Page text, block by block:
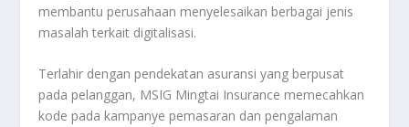
membantu perusahaan menyelesaikan berbagai jenis
masalah terkait digitalisasi.
Terlahir dengan pendekatan asuransi yang berpusat
pada pelanggan, MSIG Mingtai Insurance memecahkan
kode pada kampanye pemasaran dan pengalaman